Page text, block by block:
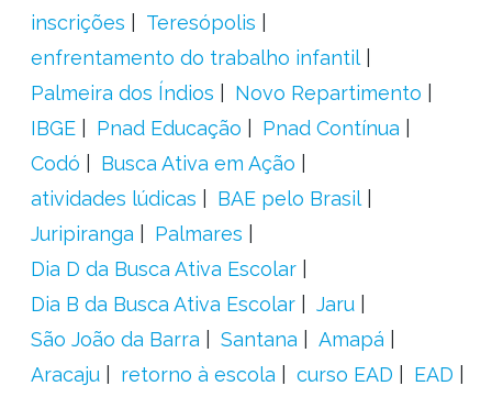
inscrições
Teresópolis
enfrentamento do trabalho infantil
Palmeira dos Índios
Novo Repartimento
IBGE
Pnad Educação
Pnad Contínua
Codó
Busca Ativa em Ação
atividades lúdicas
BAE pelo Brasil
Juripiranga
Palmares
Dia D da Busca Ativa Escolar
Dia B da Busca Ativa Escolar
Jaru
São João da Barra
Santana
Amapá
Aracaju
retorno à escola curso EAD
EAD